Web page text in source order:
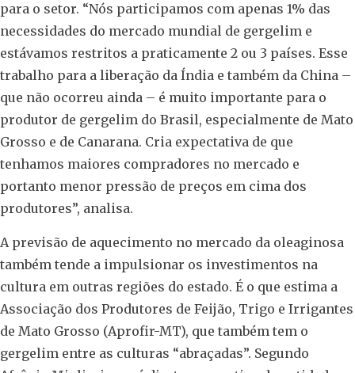
para o setor. “Nós participamos com apenas 1% das
necessidades do mercado mundial de gergelim e
estávamos restritos a praticamente 2 ou 3 países. Esse
trabalho para a liberação da Índia e também da China –
que não ocorreu ainda – é muito importante para o
produtor de gergelim do Brasil, especialmente de Mato
Grosso e de Canarana. Cria expectativa de que
tenhamos maiores compradores no mercado e
portanto menor pressão de preços em cima dos
produtores”, analisa.
A previsão de aquecimento no mercado da oleaginosa
também tende a impulsionar os investimentos na
cultura em outras regiões do estado. É o que estima a
Associação dos Produtores de Feijão, Trigo e Irrigantes
de Mato Grosso (Aprofir-MT), que também tem o
gergelim entre as culturas “abraçadas”. Segundo